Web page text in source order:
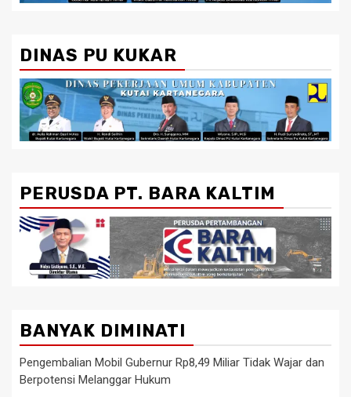
DINAS PU KUKAR
PERUSDA PT. BARA KALTIM
BANYAK DIMINATI
Pengembalian Mobil Gubernur Rp8,49 Miliar Tidak Wajar dan
Berpotensi Melanggar Hukum